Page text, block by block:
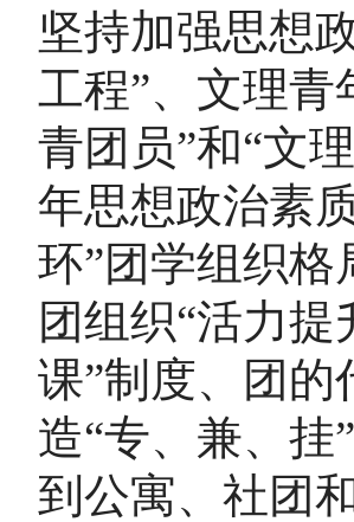
坚持加强思想
工程”、文理青
青团员”和“文
年思想政治素
环”团学组织格
团组织“活力
课”制度、团
造“专、兼、
到公寓、社团